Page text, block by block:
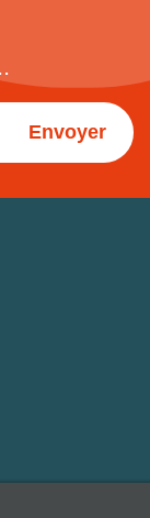
Envoyer